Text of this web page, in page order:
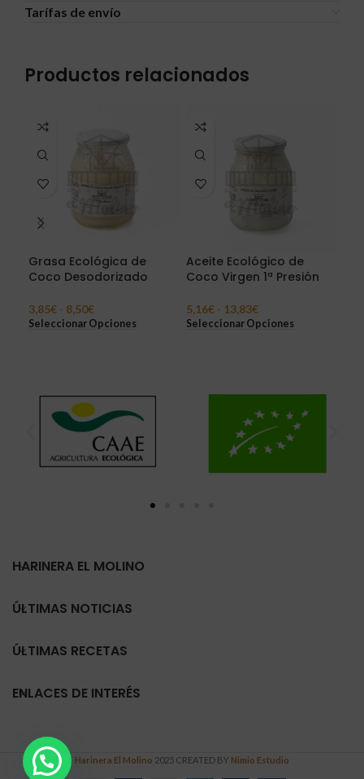
Tarífas de envío
Productos relacionados
Grasa Ecológica de
Coco Desodorizado
3,85€ - 8,50€
Seleccionar Opciones
Aceite Ecológico de
Coco Virgen 1ª Presión
5,16€ - 13,83€
Seleccionar Opciones
HARINERA EL MOLINO
ÚLTIMAS NOTICIAS
ÚLTIMAS RECETAS
ENLACES DE INTERÉS
Harinera El Molino 2025 CREATED BY Nimio Estudio